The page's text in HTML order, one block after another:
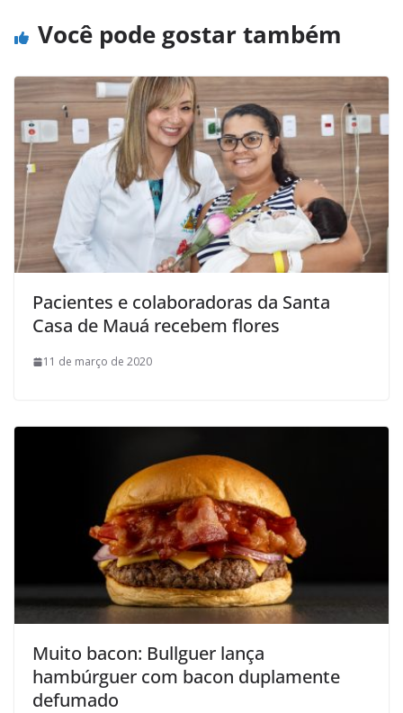
Você pode gostar também
Pacientes e colaboradoras da Santa
Casa de Mauá recebem flores
11 de março de 2020
Muito bacon: Bullguer lança
hambúrguer com bacon duplamente
defumado